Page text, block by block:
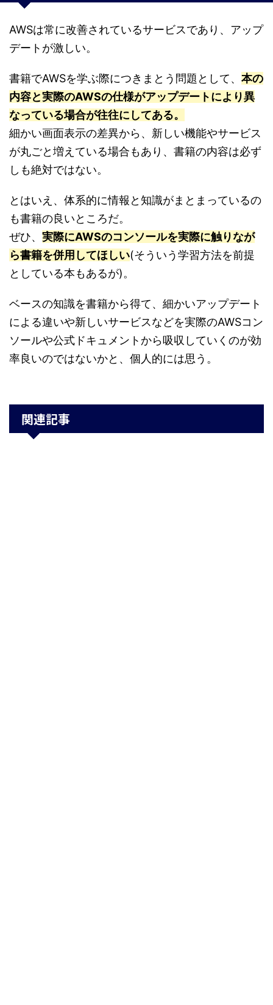
AWSは常に改善されているサービスであり、アップ
デートが激しい。
書籍でAWSを学ぶ際につきまとう問題として、 本の
内容と実際のAWSの仕様がアップデートにより異
なっている場合が往往にしてある。
細かい画面表示の差異から、新しい機能やサービス
が丸ごと増えている場合もあり、書籍の内容は必ず
しも絶対ではない。
とはいえ、体系的に情報と知識がまとまっているの
も書籍の良いところだ。
ぜひ、 実際にAWSのコンソールを実際に触りなが
ら書籍を併用してほしい(そういう学習方法を前提
としている本もあるが)。
ベースの知識を書籍から得て、細かいアップデート
による違いや新しいサービスなどを実際のAWSコン
ソールや公式ドキュメントから吸収していくのが効
率良いのではないかと、個人的には思う。
関連記事